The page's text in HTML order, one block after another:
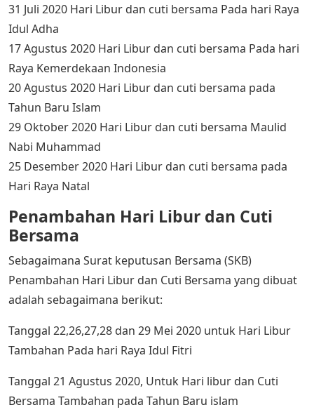
31 Juli 2020 Hari Libur dan cuti bersama Pada hari Raya
Idul Adha
17 Agustus 2020 Hari Libur dan cuti bersama Pada hari
Raya Kemerdekaan Indonesia
20 Agustus 2020 Hari Libur dan cuti bersama pada
Tahun Baru Islam
29 Oktober 2020 Hari Libur dan cuti bersama Maulid
Nabi Muhammad
25 Desember 2020 Hari Libur dan cuti bersama pada
Hari Raya Natal
Penambahan Hari Libur dan Cuti
Bersama
Sebagaimana Surat keputusan Bersama (SKB)
Penambahan Hari Libur dan Cuti Bersama yang dibuat
adalah sebagaimana berikut:
Tanggal 22,26,27,28 dan 29 Mei 2020 untuk Hari Libur
Tambahan Pada hari Raya Idul Fitri
Tanggal 21 Agustus 2020, Untuk Hari libur dan Cuti
Bersama Tambahan pada Tahun Baru islam